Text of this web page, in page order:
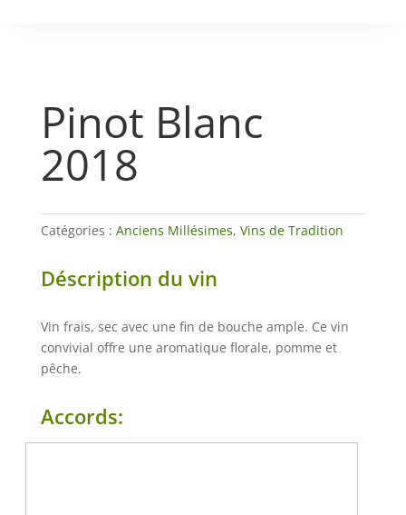
Pinot Blanc
2018
Catégories : Anciens Millésimes, Vins de Tradition
Déscription du vin
Vin frais, sec avec une fin de bouche ample. Ce vin
convivial offre une aromatique florale, pomme et
pêche.
Accords: